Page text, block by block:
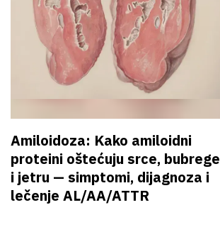
Amiloidoza: Kako amiloidni
proteini oštećuju srce, bubrege
i jetru — simptomi, dijagnoza i
lečenje AL/AA/ATTR